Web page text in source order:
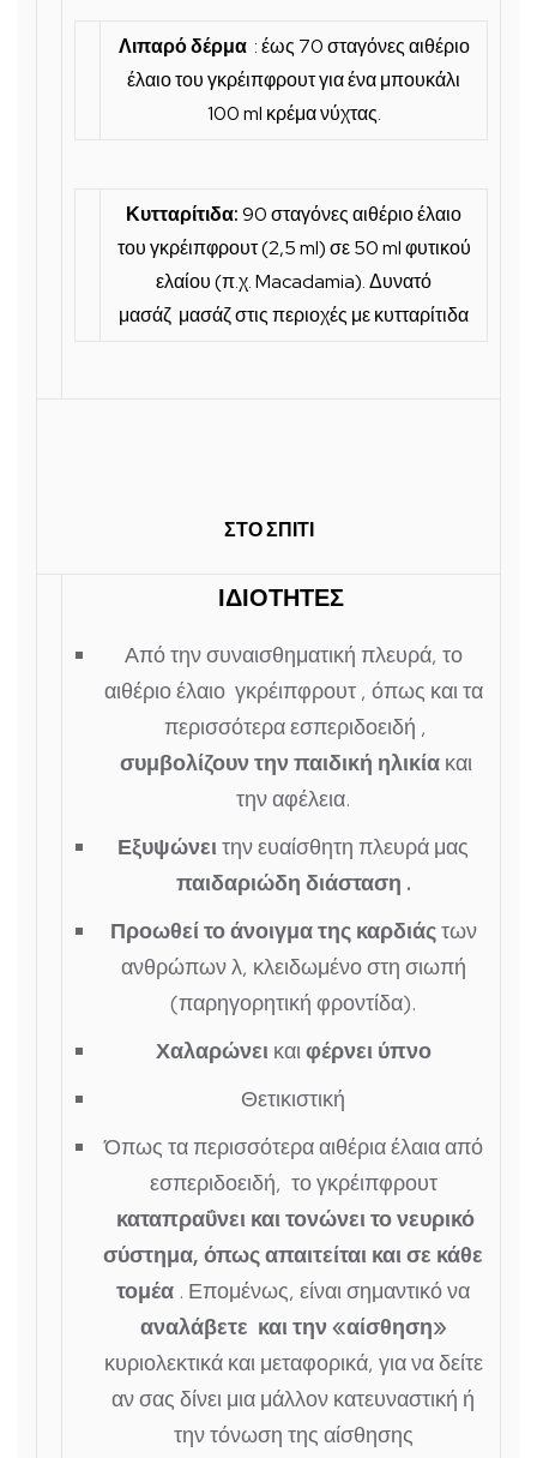
Λιπαρό δέρμα: έως 70 σταγόνες αιθέριο
έλαιο του γκρέιπφρουτ για ένα μπουκάλι
100 ml κρέμα νύχτας.
Κυτταρίτιδα:90 σταγόνες αιθέριο έλαιο
του γκρέιπφρουτ (2,5 ml) σε 50 ml φυτικού
ελαίου (π.χ. Macadamia). Δυνατό
μασάζ μασάζ στις περιοχές με κυτταρίτιδα
ΣΤΟ ΣΠΙΤΙ
ΙΔΙΟΤΗΤΕΣ
Από την συναισθηματική πλευρά, το
αιθέριο έλαιο γκρέιπφρουτ , όπως και τα
περισσότερα εσπεριδοειδή ,
συμβολίζουν την παιδική ηλικίακαι
την αφέλεια.
Εξυψώνει την ευαίσθητη πλευρά μας
παιδαριώδη διάσταση .
Προωθεί το άνοιγμα της καρδιάςτων
ανθρώπων λ, κλειδωμένο στη σιωπή
(παρηγορητική φροντίδα).
Χαλαρώνει καιφέρνει ύπνο
Θετικιστική
Όπως τα περισσότερα αιθέρια έλαια από
εσπεριδοειδή, το γκρέιπφρουτ
καταπραΰνει και τονώνει το νευρικό
σύστημα, όπως απαιτείται και σε κάθε
τομέα . Επομένως, είναι σημαντικό να
αναλάβετε και την «αίσθηση»
κυριολεκτικά και μεταφορικά, για να δείτε
αν σας δίνει μια μάλλον κατευναστική ή
την τόνωση της αίσθησης